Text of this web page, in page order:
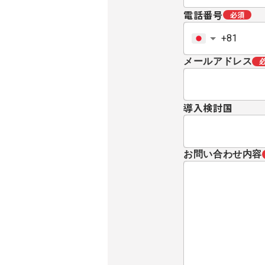
電話番号 必須
メールアドレス
導入検討国
お問い合わせ内容